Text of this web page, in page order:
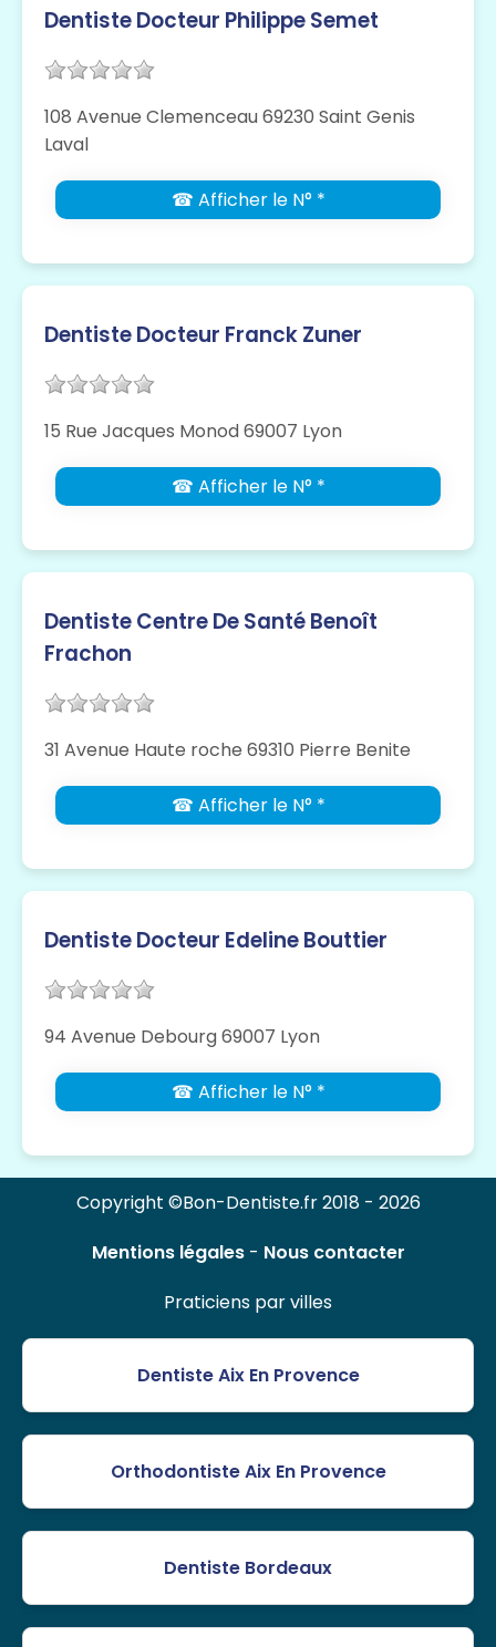
Dentiste Docteur Philippe Semet
108 Avenue Clemenceau 69230 Saint Genis
Laval
☎ Afficher le N° *
Dentiste Docteur Franck Zuner
15 Rue Jacques Monod 69007 Lyon
☎ Afficher le N° *
Dentiste Centre De Santé Benoît
Frachon
31 Avenue Haute roche 69310 Pierre Benite
☎ Afficher le N° *
Dentiste Docteur Edeline Bouttier
94 Avenue Debourg 69007 Lyon
☎ Afficher le N° *
Copyright ©Bon-Dentiste.fr 2018 - 2026
Mentions légales- Nous contacter
Praticiens par villes
Dentiste Aix En Provence
Orthodontiste Aix En Provence
Dentiste Bordeaux